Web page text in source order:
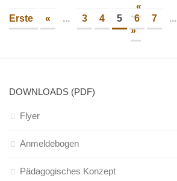
«
Erste
« ... 3 4 5 6 7 ...
»
DOWNLOADS (PDF)
Flyer
Anmeldebogen
Pädagogisches Konzept